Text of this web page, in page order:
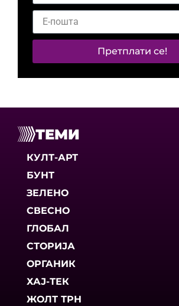
Претплати се!
ТЕМИ
КУЛТ-АРТ
БУНТ
ЗЕЛЕНО
СВЕСНО
ГЛОБАЛ
СТОРИЈА
ОРГАНИК
ХАЈ-ТЕК
ЖОЛТ ТРН